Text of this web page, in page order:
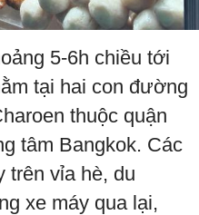
5-6h chiều tới
tại hai con đường
thuộc quận
tâm Bangkok. Các
trên vỉa hè, du
xe máy qua lại,